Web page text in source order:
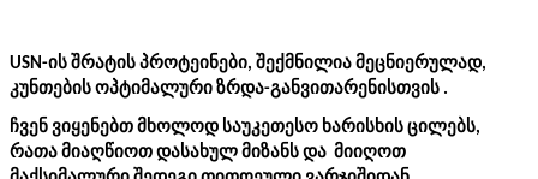
USN-ის შრატის პროტეინები, შექმნილია მეცნიერულად,
კუნთების ოპტიმალური ზრდა-განვითარენისთვის .
ჩვენ ვიყენებთ მხოლოდ საუკეთესო ხარისხის ცილებს,
რათა მიაღწიოთ დასახულ მიზანს და  მიიღოთ